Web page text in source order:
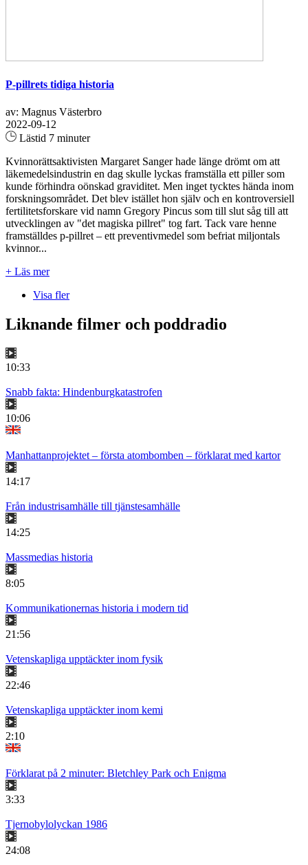
P-pillrets tidiga historia
av: Magnus Västerbro
2022-09-12
Lästid 7 minuter
Kvinnorättsaktivisten Margaret Sanger hade länge drömt om att
läkemedelsindustrin en dag skulle lyckas framställa ett piller som
kunde förhindra oönskad graviditet. Men inget tycktes hända inom
forskningsområdet. Det blev istället hon själv och en kontroversiell
fertilitetsforskare vid namn Gregory Pincus som till slut såg till att
utvecklingen av "det magiska pillret" tog fart. Tack vare henne
framställdes p-pillret – ett preventivmedel som befriat miljontals
kvinnor...
+ Läs mer
Visa fler
Liknande filmer och poddradio
10:33
Snabb fakta: Hindenburgkatastrofen
10:06
Manhattanprojektet – första atombomben – förklarat med kartor
14:17
Från industrisamhälle till tjänstesamhälle
14:25
Massmedias historia
8:05
Kommunikationernas historia i modern tid
21:56
Vetenskapliga upptäckter inom fysik
22:46
Vetenskapliga upptäckter inom kemi
2:10
Förklarat på 2 minuter: Bletchley Park och Enigma
3:33
Tjernobylolyckan 1986
24:08